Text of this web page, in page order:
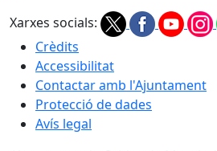
Xarxes socials:
Crèdits
Accessibilitat
Contactar amb l'Ajuntament
Protecció de dades
Avís legal